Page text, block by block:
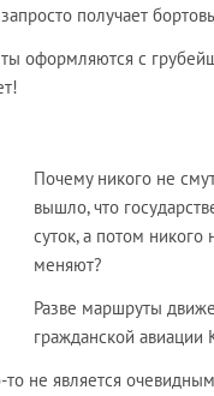
получает
оформляются с
Почему никого не
вышло, что
суток, а потом никого
меняют?
Разве маршруты
гражданской авиации
то не является